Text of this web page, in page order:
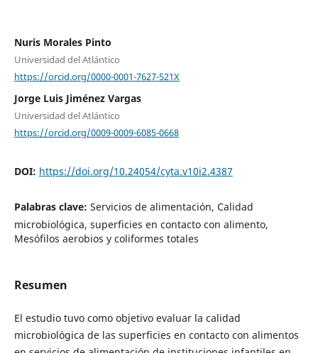
Nuris Morales Pinto
Universidad del Atlántico
https://orcid.org/0000-0001-7627-521X
Jorge Luis Jiménez Vargas
Universidad del Atlántico
https://orcid.org/0009-0009-6085-0668
DOI: https://doi.org/10.24054/cyta.v10i2.4387
Palabras clave: Servicios de alimentación, Calidad
microbiológica, superficies en contacto con alimento,
Mesófilos aerobios y coliformes totales
Resumen
El estudio tuvo como objetivo evaluar la calidad
microbiológica de las superficies en contacto con alimentos